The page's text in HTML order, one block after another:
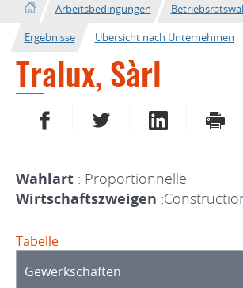
Arbeitsbedingungen
Ergebnisse
Übersicht nach Unternehmen
Tralux, Sàrl
AUF FACEBOOK TEILENAUF TWITTER TEILEN
AUF LINKEDIN
Wahlart : Proportionnelle
Wirtschaftszweigen
Tabelle
Gewerkschaften